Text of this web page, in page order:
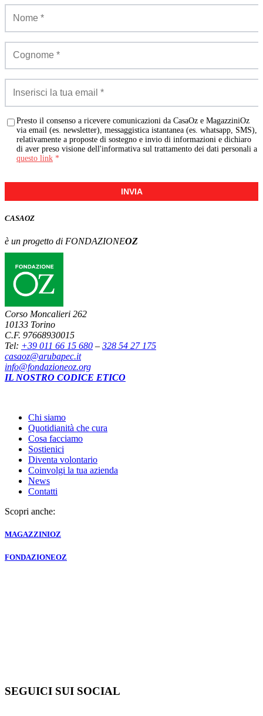
Presto il consenso a ricevere comunicazioni da CasaOz e MagazziniOz
via email (es. newsletter), messaggistica istantanea (es. whatsapp, SMS),
relativamente a proposte di sostegno e invio di informazioni e dichiaro
di aver preso visione dell'informativa sul trattamento dei dati personali a
questo link *
INVIA
CASAOZ
è un progetto di FONDAZIONEOZ
Corso Moncalieri 262
10133 Torino
C.F. 97668930015
Tel: +39 011 66 15 680 – 328 54 27 175
casaoz@arubapec.it
info@fondazioneoz.org
IL NOSTRO CODICE ETICO
Chi siamo
Quotidianità che cura
Cosa facciamo
Sostienici
Diventa volontario
Coinvolgi la tua azienda
News
Contatti
Scopri anche:
MAGAZZINIOZ
FONDAZIONEOZ
SEGUICI SUI SOCIAL